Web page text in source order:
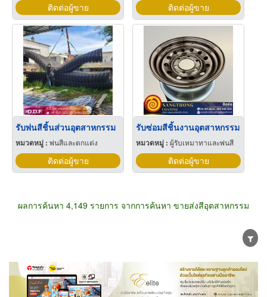
ติดต่อผู้ขาย ติดต่อผู้ขาย
รับพ่นสีชิ้นส่วนอุตสาหกรรม
หมวดหมู่ : พ่นสีและตกแต่ง
ติดต่อผู้ขาย
รับซ่อมสีชิ้นงานอุตสาหกรรม
หมวดหมู่ :ผู้รับเหมาทาและพ่นสี
ติดต่อผู้ขาย
ผลการค้นหา 4,149 รายการ จากการค้นหา ขายส่งสีอุตสาหกรรม
ขายส่ง ขายปลีก ผู้ผลิต
ตัวแทนจัดจำหน่าย